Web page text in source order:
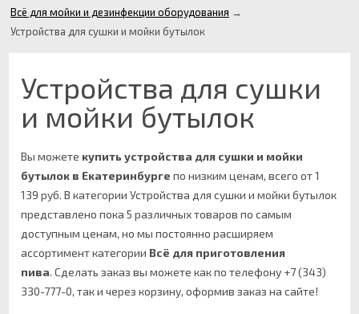
Всё для мойки и дезинфекции оборудования →
Устройства для сушки и мойки бутылок
Устройства для сушки
и мойки бутылок
Вы можете купить устройства для сушки и мойки
бутылок в Екатеринбурге по низким ценам, всего от 1
139 руб. В категории Устройства для сушки и мойки бутылок
представлено пока 5 различных товаров по самым
доступным ценам, но мы постоянно расширяем
ассортимент категории Всё для приготовления
пива. Сделать заказ вы можете как по телефону +7 (343)
330-777-0, так и через корзину, оформив заказ на сайте!